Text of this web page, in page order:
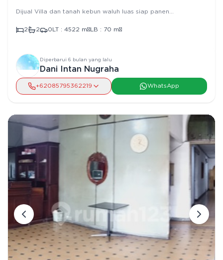
Dijual Villa dan tanah kebun waluh luas siap panen
2024 > Jumlah Lantai : 1 > Luas Tanah : 4.522 m² > Luas
Permintaan : 1,2 M
2 2 0 LT : 4522 m² LB : 70 m²
Diperbarui 6 bulan yang lalu
Dani Intan Nugraha
+62085795362219 WhatsApp